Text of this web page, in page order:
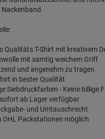
Qualitäts T-Shirt mit kreativem
mit samtig weichem Griff
und angenehm zu tragen
in bester Qualität
Siebdruckfarben - Keine billige
ab Lager verfügbar
und Umtauschrecht
DHL Packstationen möglich